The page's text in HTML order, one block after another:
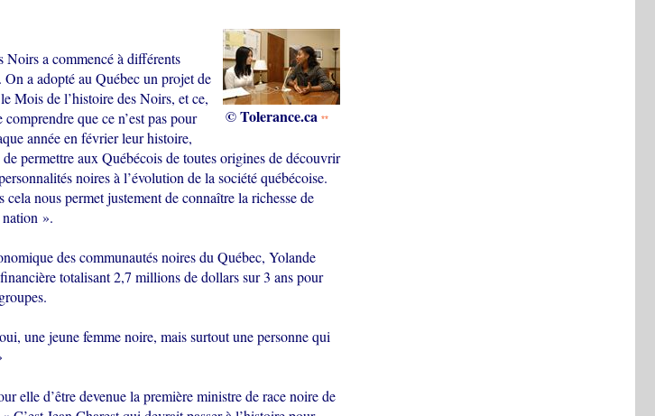
© Tolerance.ca **
a commencé à différents
a adopté au Québec un projet de
Mois de l’histoire des Noirs, et ce,
que ce n’est pas pour
année en février leur histoire,
permettre aux Québécois de toutes origines de découvrir
noires à l’évolution de la société québécoise.
nous permet justement de connaître la richesse de
».
des communautés noires du Québec, Yolande
totalisant 2,7 millions de dollars sur 3 ans pour
une jeune femme noire, mais surtout une personne qui
elle d’être devenue la première ministre de race noire de